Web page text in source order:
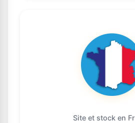
Site et stock en